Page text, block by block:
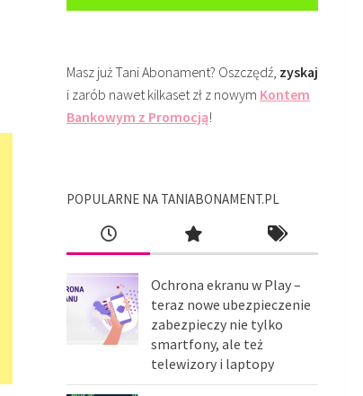
Masz już Tani Abonament? Oszczędź, zyskaj
i zarób nawet kilkaset zł z nowym Kontem
Bankowym z Promocją!
POPULARNE NA TANIABONAMENT.PL
Ochrona ekranu w Play –
teraz nowe ubezpieczenie
zabezpieczy nie tylko
smartfony, ale też
telewizory i laptopy